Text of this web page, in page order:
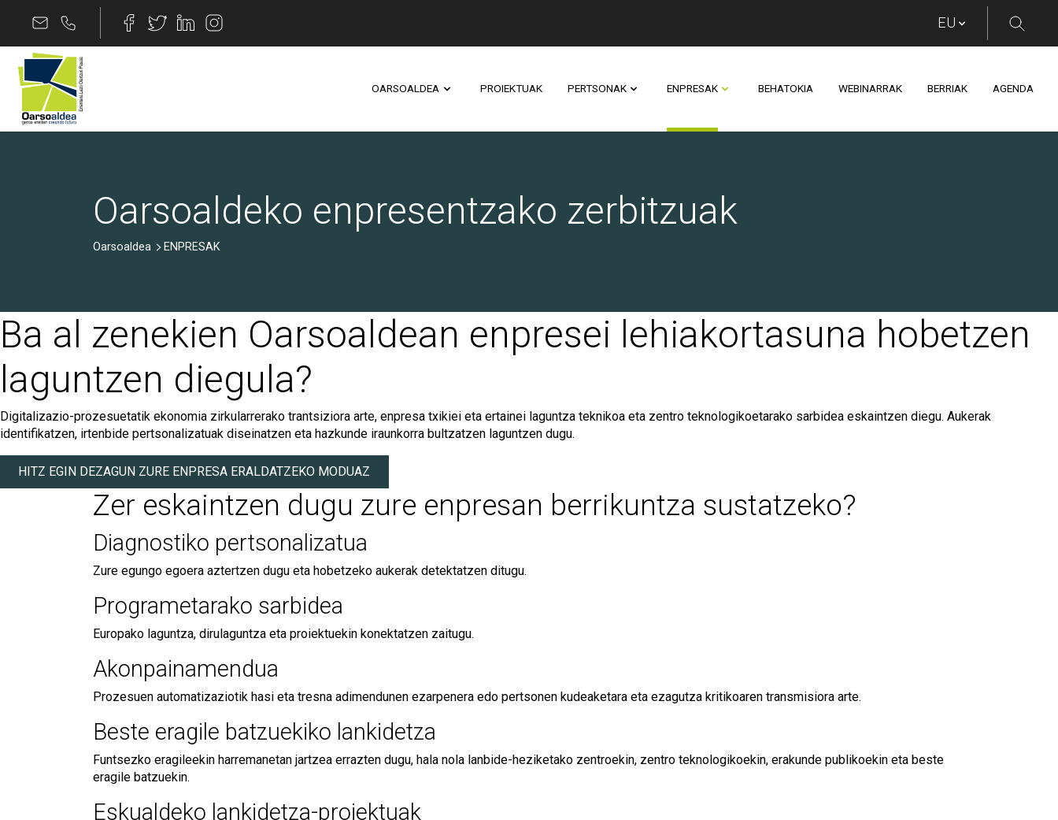
Edukira joan
OARSOALDEA PROIEKTUAK PERTSONAK ENPRESAK BEHATOKIA WEBINARRAK BERRIAK AGENDA
Oarsoaldeko enpresentzako zerbitzuak
Oarsoaldea ENPRESAK
Ba al zenekien Oarsoaldean enpresei lehiakortasuna hobetzen
laguntzen diegula?
Digitalizazio-prozesuetatik ekonomia zirkularrerako trantsiziora arte, enpresa txikiei eta ertainei laguntza teknikoa eta zentro teknologikoetarako sarbidea eskaintzen diegu. Aukerak
identifikatzen, irtenbide pertsonalizatuak diseinatzen eta hazkunde iraunkorra bultzatzen laguntzen dugu.
HITZ EGIN DEZAGUN ZURE ENPRESA ERALDATZEKO MODUAZ
Zer eskaintzen dugu zure enpresan berrikuntza sustatzeko?
Diagnostiko pertsonalizatua
Zure egungo egoera aztertzen dugu eta hobetzeko aukerak detektatzen ditugu.
Programetarako sarbidea
Europako laguntza, dirulaguntza eta proiektuekin konektatzen zaitugu.
Akonpainamendua
Prozesuen automatizaziotik hasi eta tresna adimendunen ezarpenera edo pertsonen kudeaketara eta ezagutza kritikoaren transmisiora arte.
Beste eragile batzuekiko lankidetza
Funtsezko eragileekin harremanetan jartzea errazten dugu, hala nola lanbide-heziketako zentroekin, zentro teknologikoekin, erakunde publikoekin eta beste
eragile batzuekin.
Eskualdeko lankidetza-proiektuak